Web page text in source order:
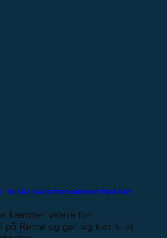
Vi skal bare fremad med fuld fart
kæmper videre for
på Rømø og gør sig klar til et